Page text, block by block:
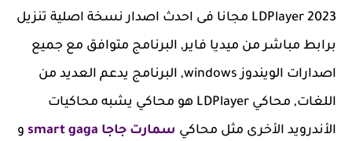
LDPlayer 2023 مجانا فى احدث اصدار نسخة اصلية تنزيل
برابط مباشر من ميديا فاير, البرنامج متوافق مع جميع
اصدارات الويندوز windows, البرنامج يدعم العديد من
اللغات, محاكي LDPlayer هو محاكي يشبه محاكيات
الأندرويد الأخرى مثل محاكي سمارت جاجا smart gaga
و